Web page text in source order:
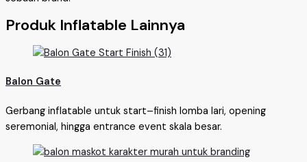
Produk Inflatable Lainnya
Balon Gate
Gerbang inflatable untuk start–finish lomba lari, opening
seremonial, hingga entrance event skala besar.